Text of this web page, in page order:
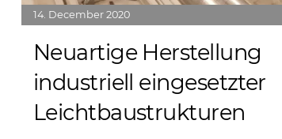
14 December 2020
Neuartige Herstellung
industriell eingesetzter
Leichtbaustrukturen